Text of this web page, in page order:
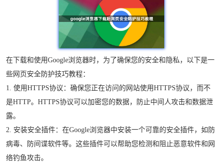
在下载和使用Google浏览器时，为了确保您的安全和隐私，以下是一
些网页安全防护技巧教程：
1. 使用HTTPS协议：确保您正在访问的网站使用HTTPS协议，而不
是HTTP。HTTPS协议可以加密您的数据，防止中间人攻击和数据泄
露。
2. 安装安全插件：在Google浏览器中安装一个可靠的安全插件，如防
病毒、防间谍软件等。这些插件可以帮助您检测和阻止恶意软件和网
络钓鱼攻击。